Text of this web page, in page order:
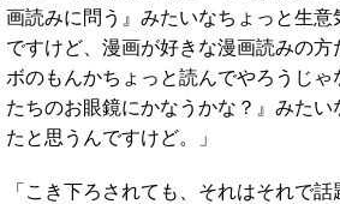
画読みに問う』みたいなちょっと生意
ですけど、漫画が好きな漫画読みの
ボのもんかちょっと読んでやろうじ
たちのお眼鏡にかなうかな？』みた
たと思うんですけど。」
「こき下ろされても、それはそれで